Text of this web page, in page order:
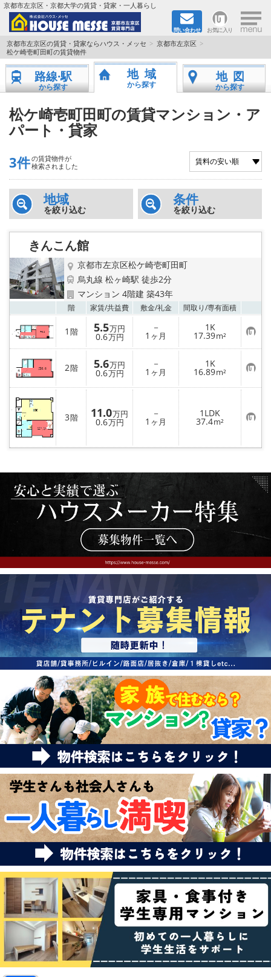
京都市左京区・京都大学の賃貸・貸家・一人暮らし
問い合わせ お気に入り ×
TOPページ
地図から検索
京都大学＆京都芸術大学生さんに
書類DL & 入居者さまへ
家族で住むならマンション？賃家？
一人暮らしの物件特集
ペット相談OKの賃貸！
特選物件
ハウスメーカー施工特集！
路線·駅から探す
IT重説について
スタッフ紹介
賃貸管理の北白川店
店舗情報·アクセス
メールでお問い合わせ
京都市左京区の賃貸・貸家ならハウス・メッセ
京都市左京区
松ケ崎壱町田町の賃貸物件
路線·駅
から探す
地域
から探す
地図
から探す
松ケ崎壱町田町の賃貸マンション・ア
パート・貸家
3件の賃貸物件が
検索されました
地域
を絞り込む
条件
を絞り込む
きんこん館
京都市左京区松ケ崎壱町田町
烏丸線 松ヶ崎駅 徒歩2分
マンション 4階建 築43年
階 家賃/共益費 敷金/礼金 間取り/専有面積
1 階 5.5万円
0.6万円
－
1 ヶ月
1K
17.39m² お
気
に
入
り
登
録
2階 5.6万円
0.6万円
－
1 ヶ月
1K
16.89m² お
気
に
入
り
登
録
3階 11.0万円
0.6万円
－
1 ヶ月
1LDK
37.4m² お
気
に
入
録